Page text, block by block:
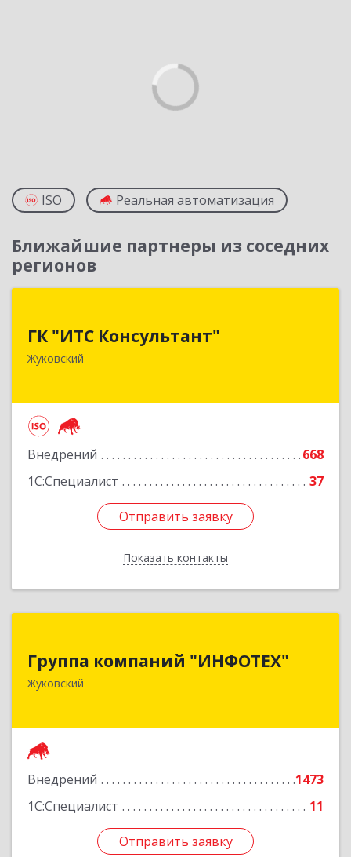
ISO Реальная автоматизация
Ближайшие партнеры из соседних
регионов
ГК "ИТС Консультант"
Жуковский
Внедрений
668
1С:Специалист
37
Отправить заявку
Показать контакты
140181, Московская обл, Жуковский г,
Ломоносова ул, дом № 29А, этаж 2, пом.3
Подробнее
Отправить заявку
Назад
Группа компаний "ИНФОТЕХ"
Жуковский
Внедрений
1473
1С:Специалист
11
Отправить заявку
140180, Московская обл, Жуковский г, Чкалова
Подробнее
Отправить заявку